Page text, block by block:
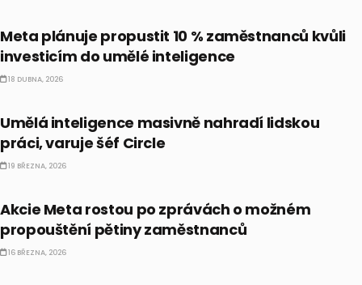
Meta plánuje propustit 10 % zaměstnanců kvůli
investicím do umělé inteligence
18 DUBNA, 2026
Umělá inteligence masivně nahradí lidskou
práci, varuje šéf Circle
19 BŘEZNA, 2026
Akcie Meta rostou po zprávách o možném
propouštění pětiny zaměstnanců
16 BŘEZNA, 2026